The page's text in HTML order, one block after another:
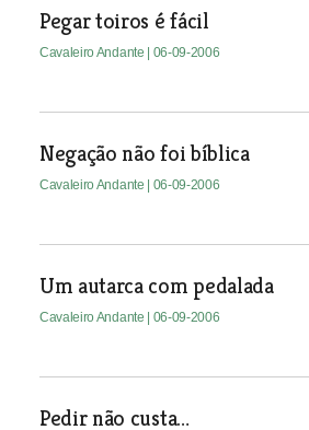
Pegar toiros é fácil
Cavaleiro Andante | 06-09-2006
Negação não foi bíblica
Cavaleiro Andante | 06-09-2006
Um autarca com pedalada
Cavaleiro Andante | 06-09-2006
Pedir não custa…